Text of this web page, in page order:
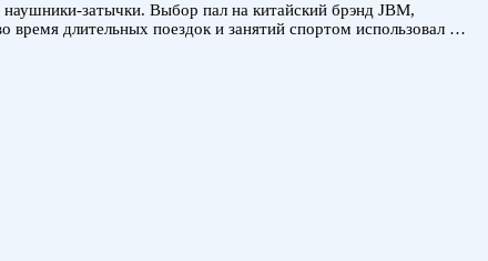
затычки. Выбор пал на китайский брэнд JBM,
длительных поездок и занятий спортом использовал …